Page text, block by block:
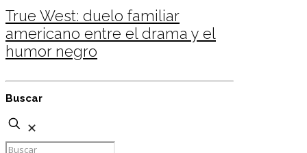
True West: duelo familiar
americano entre el drama y el
humor negro
Buscar
✕